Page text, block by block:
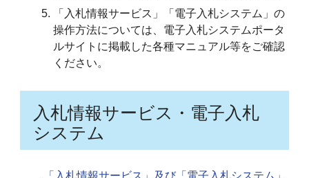
「入札情報サービス」「電子入札システム」の
操作方法については、電子入札システムポータ
ルサイトに掲載した各種マニュアル等をご確認
ください。
入札情報サービス・電子入札
システム
「入札情報サービス」及び「電子入札システム」